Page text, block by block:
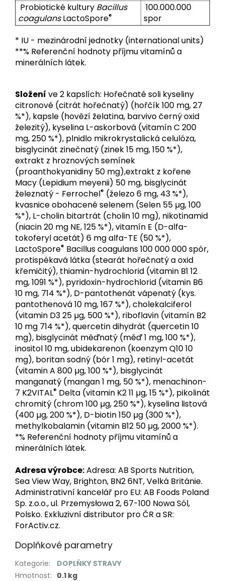
Probiotické kultury Bacillus
coagulansLactoSpore®
100.000.000
spor
* IU - mezinárodní jednotky (international units)
**% Referenční hodnoty příjmu vitamínů a
minerálních látek.
Složení ve 2 kapslích: Hořečnaté soli kyseliny
citronové (citrát hořečnatý) (hořčík 100 mg, 27
%*), kapsle (hovězí želatina, barvivo černý oxid
železitý), kyselina L-askorbová (vitamín C 200
mg, 250 %*), plnidlo mikrokrystalická celulóza,
bisglycinát zinečnatý (zinek 15 mg, 150 %*),
extrakt z hroznových semínek
(proanthokyanidiny 50 mg),extrakt z kořene
Macy (Lepidium meyenii) 50 mg, bisglycinát
železnatý - Ferrochel® (železo 6 mg, 43 %*),
kvasnice obohacené selenem (Selen 55 µg, 100
%*), L-cholin bitartrát (cholin 10 mg), nikotinamid
(niacin 20 mg NE, 125 %*), vitamín E (D-alfa-
tokoferyl acetát) 6 mg alfa-TE (50 %*),
LactoSpore® Bacillus coagulans 100 000 000 spór,
protispékavá látka (stearát hořečnatý a oxid
křemičitý), thiamin-hydrochlorid (vitamin B1 12
mg, 1091 %*), pyridoxin-hydrochlorid (vitamin B6
10 mg, 714 %*), D-pantothenát vápenatý (kys.
pantothenová 10 mg, 167 %*), cholekalciferol
(vitamin D3 25 µg, 500 %*), riboflavin (vitamín B2
10 mg 714 %*), quercetin dihydrát (quercetin 10
mg), bisglycinát měďnatý (měď 1 mg, 100 %*),
inositol 10 mg, ubidekarenon (koenzym Q10 10
mg), boritan sodný (bór 1 mg), retinyl-acetát
(vitamin A 800 µg, 100 %*), bisglycinát
manganatý (mangan 1 mg, 50 %*), menachinon-
7 K2VITAL® Delta (vitamin K2 11 µg, 15 %*), pikolinát
chromitý (chrom 100 µg, 250 %*), kyselina listová
(400 µg, 200 %*), D-biotin 150 µg (300 %*),
methylkobalamin (vitamin B12 50 µg, 2000 %*).
*% Referenční hodnoty příjmu vitamínů a
minerálních látek.
Adresa výrobce:Adresa: AB Sports Nutrition,
Sea View Way, Brighton, BN2 6NT, Velká Británie.
Administrativní kancelář pro EU: AB Foods Poland
Sp. z.o.o., ul. Przemysłowa 2, 67-100 Nowa Sól,
Polsko. Exkluzivní distributor pro ČR a SR:
ForActiv.cz.
Doplňkové parametry
Kategorie:
DOPLŇKY STRAVY
Hmotnost: 0.1 kg